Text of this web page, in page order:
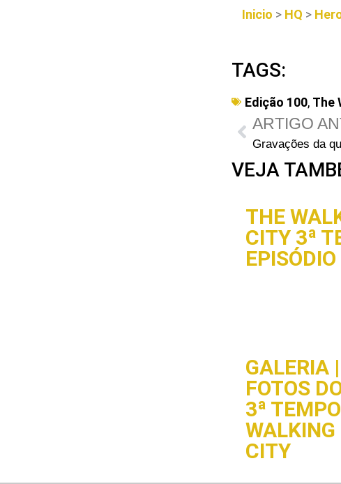
Inicio > HQ >
TAGS:
Edição 100, The
ARTIGO
VEJA
THE
CITY 3ª
GALERIA
FOTOS
3ª
WALKING
CITY